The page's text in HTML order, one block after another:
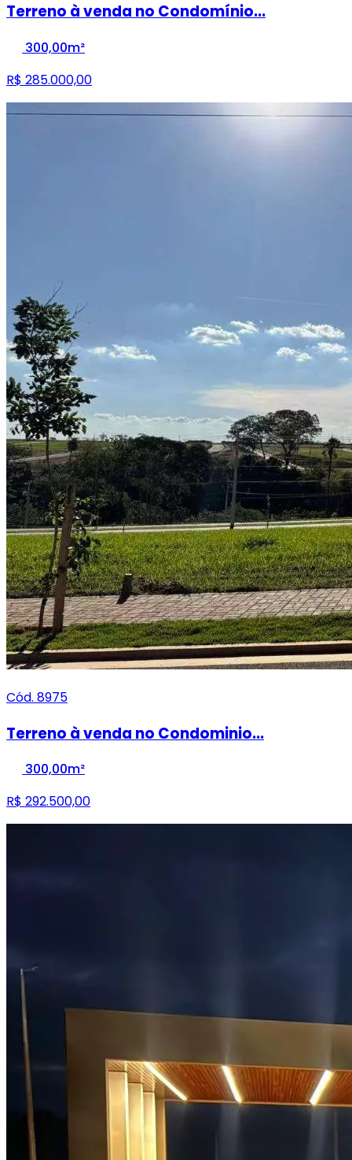
Terreno à venda no Condomínio...
300,00m²
R$ 285.000,00
Cód. 8975
Terreno à venda no Condominio...
300,00m²
R$ 292.500,00